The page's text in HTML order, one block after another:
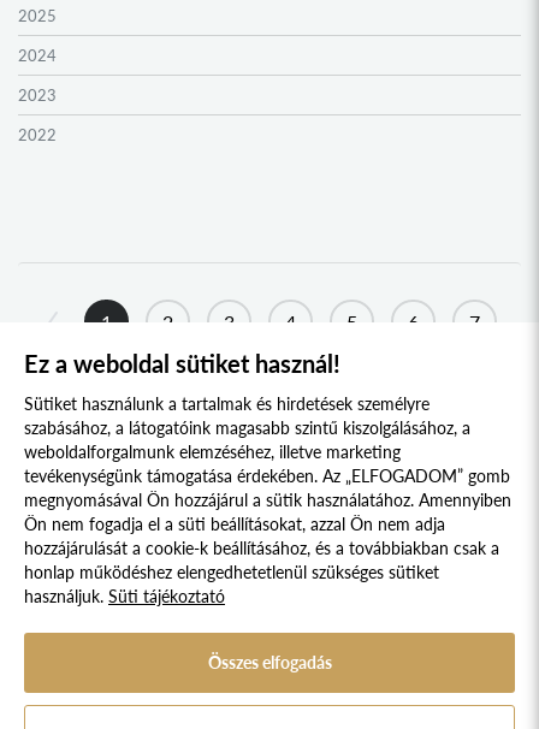
MOLDVAI CSÁNGÓ KOLLÉGIUM
HEGYKÖZ KOLLÉGIUM
ZENTA KOLLÉGIUM
NYUGAT-BÁCSKA KOLLÉGIUM
DRÁVASZÖG ÉS SZLAVÓNIA KOLLÉGIUM
TESSEDIK SÁMUEL KOLLÉGIUM
AFRIKA KOLLÉGIUM
KELETI NYITÁS KOLLÉGIUM
IBERO-AMERICA KOLLÉGIUM
KERKAI JENŐ KOLLÉGIUM
SZENT-GYÖRGYI ALBERT KOLLÉGIUM
STEINDL IMRE PARLEMENTI KOLLÉGIUM
2025
2024
2023
2022
2016
2015
2014
2012
2011
2008
1 2 3 4 5 6 7
8 ... 19 20
Süti szabályzat Adatvédelmi nyilatkozat
Jogi nyilatkozat
© 2017 - 2026 NÉPFŐISKOLA ALAPÍTVÁNY, LAKITELEK. MINDEN JOG
Ez a weboldal sütiket használ!
Sütiket használunk a tartalmak és hirdetések személyre
szabásához, a látogatóink magasabb szintű kiszolgálásához, a
weboldalforgalmunk elemzéséhez, illetve marketing
tevékenységünk támogatása érdekében. Az „ELFOGADOM” gomb
megnyomásával Ön hozzájárul a sütik használatához. Amennyiben
Ön nem fogadja el a süti beállításokat, azzal Ön nem adja
hozzájárulását a cookie-k beállításához, és a továbbiakban csak a
honlap működéshez elengedhetetlenül szükséges sütiket
használjuk. Süti tájékoztató
Összes elfogadás